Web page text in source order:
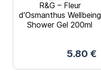
R&G – Fleur
d’Osmanthus Wellbeing
Shower Gel 200ml
5.80 €